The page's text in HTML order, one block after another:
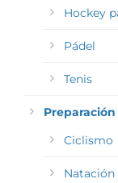
Hockey
Pádel
Tenis
Ciclismo
Natación